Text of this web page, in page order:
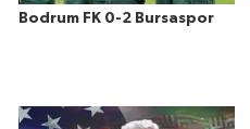
Bodrum FK 0-2 Bursaspor